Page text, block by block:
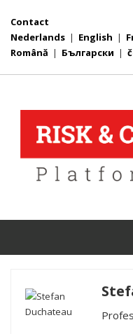
Contact
Nederlands | English |
Română | Български |